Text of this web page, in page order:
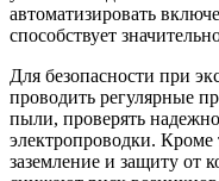
автоматизировать
способствует
Для безопасности при
проводить регулярные
пыли, проверять
электропроводки. Кроме
заземление и защиту от